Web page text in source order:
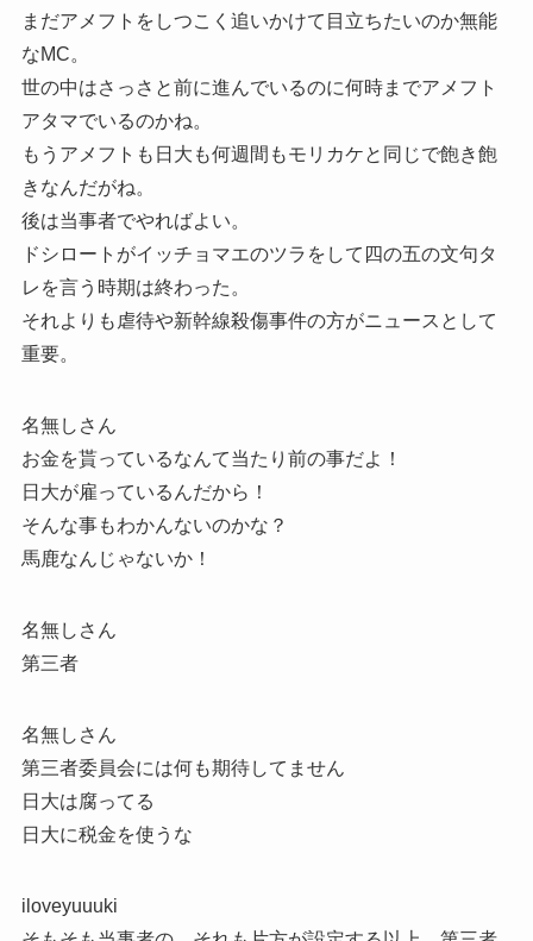
まだアメフトをしつこく追いかけて目立ちたいのか無能
なMC。
世の中はさっさと前に進んでいるのに何時までアメフト
アタマでいるのかね。
もうアメフトも日大も何週間もモリカケと同じで飽き飽
きなんだがね。
後は当事者でやればよい。
ドシロートがイッチョマエのツラをして四の五の文句タ
レを言う時期は終わった。
それよりも虐待や新幹線殺傷事件の方がニュースとして
重要。
名無しさん
お金を貰っているなんて当たり前の事だよ！
日大が雇っているんだから！
そんな事もわかんないのかな？
馬鹿なんじゃないか！
名無しさん
第三者
名無しさん
第三者委員会には何も期待してません
日大は腐ってる
日大に税金を使うな
iloveyuuuki